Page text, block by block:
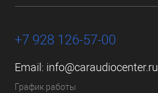
+7 928 126-57-00
Email: info@caraudiocenter.ru
График работы